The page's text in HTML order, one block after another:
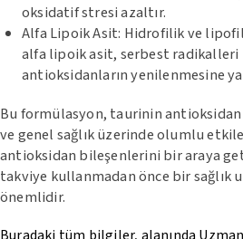
oksidatif stresi azaltır.
Alfa Lipoik Asit: Hidrofilik ve
alfa lipoik asit, serbest radikalleri
antioksidanların yenilenmesine
Bu formülasyon, taurinin
ve genel sağlık üzerinde olumlu
antioksidan bileşenlerini bir araya
takviye kullanmadan önce bir sağlık
önemlidir.